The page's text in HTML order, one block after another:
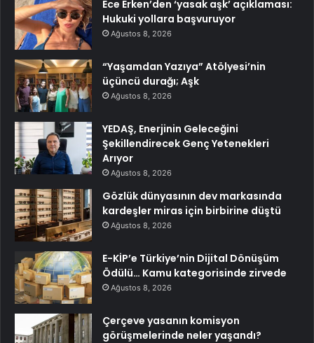
Ece Erken’den ‘yasak aşk’ açıklaması:
Hukuki yollara başvuruyor
Ağustos 8, 2026
“Yaşamdan Yazıya” Atölyesi’nin
üçüncü durağı; Aşk
Ağustos 8, 2026
YEDAŞ, Enerjinin Geleceğini
Şekillendirecek Genç Yetenekleri
Arıyor
Ağustos 8, 2026
Gözlük dünyasının dev markasında
kardeşler miras için birbirine düştü
Ağustos 8, 2026
E-KİP’e Türkiye’nin Dijital Dönüşüm
Ödülü… Kamu kategorisinde zirvede
Ağustos 8, 2026
Çerçeve yasanın komisyon
görüşmelerinde neler yaşandı?